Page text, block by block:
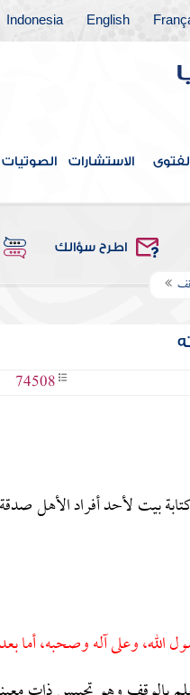
English
Indonesia
الاستشارات الصوتيات
اطرح سؤالك
74508
بيت لأحد أفراد الأهل
الله، وعلى آله وصحبه، أما